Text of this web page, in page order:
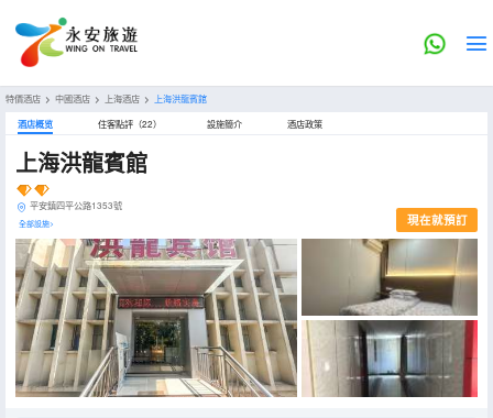
特價酒店 > 中國酒店 > 上海酒店 > 上海洪龍賓館
酒店概览 住客點評（22） 設施簡介 酒店政策
上海洪龍賓館
平安鎮四平公路1353號
全部設施> 現在就預訂